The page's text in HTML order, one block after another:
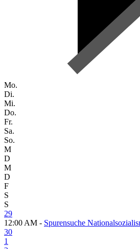
Mo.
Di.
Mi.
Do.
Fr.
Sa.
So.
M
D
M
D
F
S
S
29
12:00 AM - Spurensuche
30
1